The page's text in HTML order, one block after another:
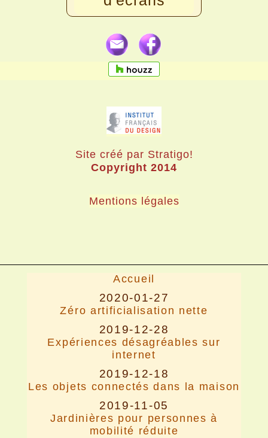
Site créé par Stratigo!
Copyright 2014
Mentions légales
Accueil
2020-01-27
Zéro artificialisation nette
2019-12-28
Expériences désagréables sur
internet
2019-12-18
Les objets connectés dans la maison
2019-11-05
Jardinières pour personnes à
mobilité réduite